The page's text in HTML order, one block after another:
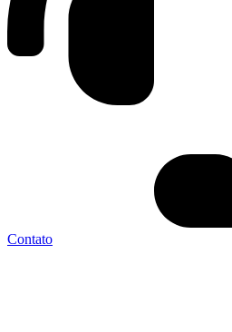
Contato